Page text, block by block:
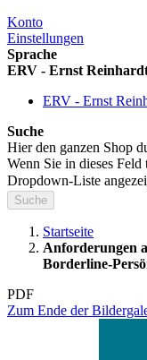
Konto
Einstellungen
Sprache
ERV - Ernst
ERV - Ernst
Suche
Hier den ganzen Shop
Wenn Sie in dieses
Dropdown-Liste
Suche
Startseite
Anforderungen
Borderline-
PDF
Zum Ende der